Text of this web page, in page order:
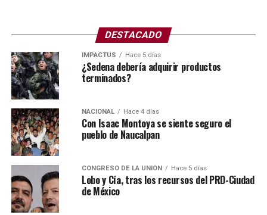
DESTACADO
IMPACTUS Hace 5 días
¿Sedena debería adquirir productos
terminados?
NACIONAL Hace 4 días
Con Isaac Montoya se siente seguro el
pueblo de Naucalpan
CONGRESO DE LA UNIÓN Hace 5 días
Lobo y Cía, tras los recursos del PRD-Ciudad
de México